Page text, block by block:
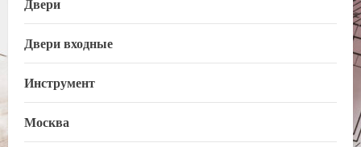
Двери входные
Инструмент
Москва